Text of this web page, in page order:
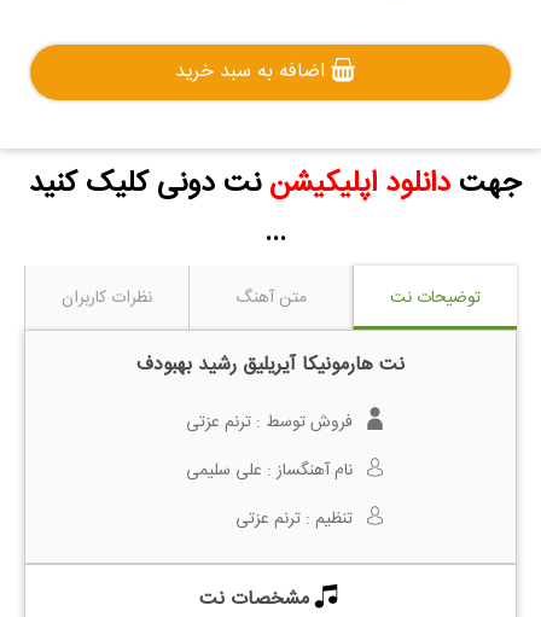
اضافه به سبد خرید
جهتدانلود اپلیکیشن نت دونی کلیک کنید
...
توضیحات نت متن آهنگ نظرات کاربران
نت هارمونیکا آیریلیق رشید بهبودف
فروش توسط : ترنم عزتی
نام آهنگساز : علی سلیمی
تنظیم : ترنم عزتی
مشخصات نت